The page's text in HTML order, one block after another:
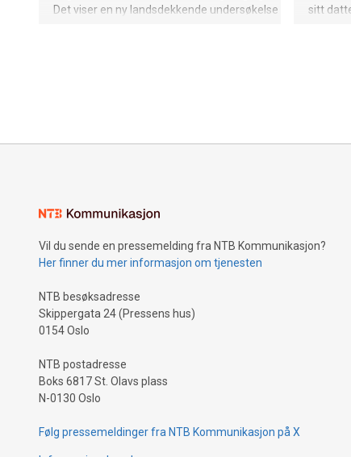
Det viser en ny landsdekkende undersøkelse gjennomført
sitt
Vil du sende en pressemelding fra NTB Kommunikasjon?
Her finner du mer informasjon om tjenesten
NTB besøksadresse
Skippergata 24 (Pressens hus)
0154 Oslo
NTB postadresse
Boks 6817 St. Olavs plass
N-0130 Oslo
Følg pressemeldinger fra NTB Kommunikasjon på X